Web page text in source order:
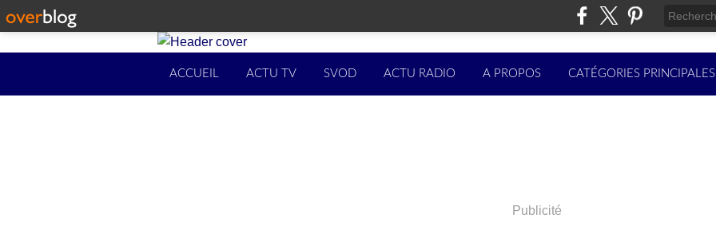
ACCUEIL ACTU TV SVOD ACTU RADIO A PROPOS CATÉGORIES PRINCIPALES
Publicité